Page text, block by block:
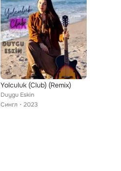
Yolculuk (Club) (Remix)
Duygu Eskin
Сингл
2023